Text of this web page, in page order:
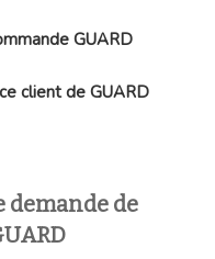
GUARD
client de GUARD
demande de